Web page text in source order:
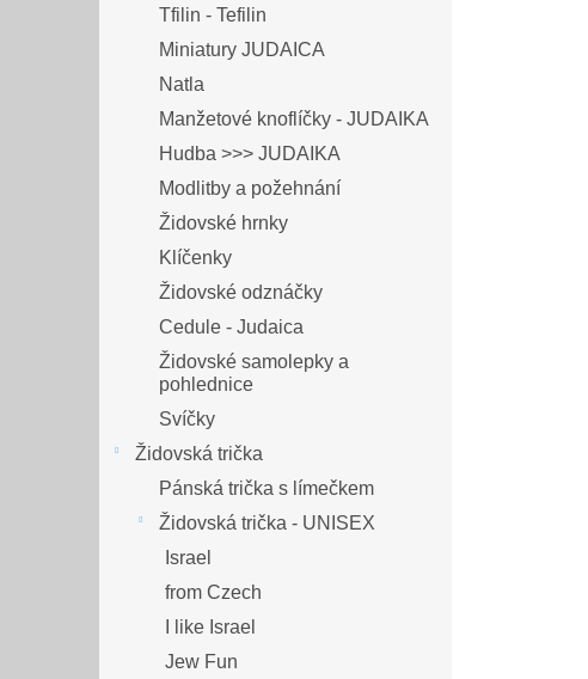
Tfilin - Tefilin
Miniatury JUDAICA
Natla
Manžetové knoflíčky - JUDAIKA
Hudba >>> JUDAIKA
Modlitby a požehnání
Židovské hrnky
Klíčenky
Židovské odznáčky
Cedule - Judaica
Židovské samolepky a
pohlednice
Svíčky
Židovská trička
Pánská trička s límečkem
Židovská trička - UNISEX
Israel
from Czech
I like Israel
Jew Fun